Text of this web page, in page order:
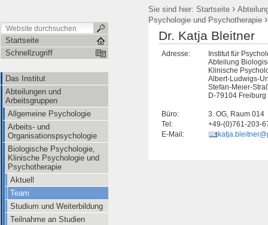
Sie sind hier: Startseite ›
Psychologie und Psychotherapie
Startseite
Schnellzugriff
Das Institut
Abteilungen und
Arbeitsgruppen
Allgemeine Psychologie
Arbeits- und
Organisationspsychologie
Biologische Psychologie,
Klinische Psychologie und
Psychotherapie
Aktuell
Team
Studium und Weiterbildung
Teilnahme an Studien
Dr. Katja Bleitner
Adresse:
Institut für
Abteilung
Klinische
Albert-Ludwigs-
Stefan-Meier-
D-79104 Freiburg
Büro:
3. OG, Raum 014
Tel:
+49-(0)761-203-
E-Mail: